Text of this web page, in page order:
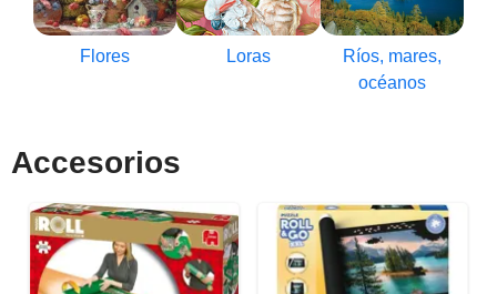
Flores Loras
Ríos, mares,
océanos
Accesorios